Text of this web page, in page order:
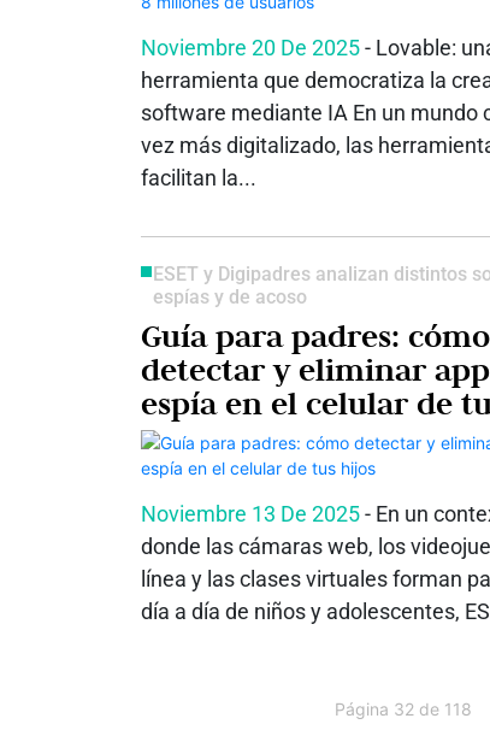
Noviembre 20 De 2025- Lovable:
herramienta que democratiza la
software mediante IA En un mundo
vez más digitalizado, las
facilitan la...
ESET y Digipadres analizan distintos
espías y de acoso
Guía para padres: cómo
detectar y eliminar
espía en el celular de
hijos
Noviembre 13 De 2025- En un
donde las cámaras web, los
línea y las clases virtuales forman
día a día de niños y adolescentes,
Página 32 de 118